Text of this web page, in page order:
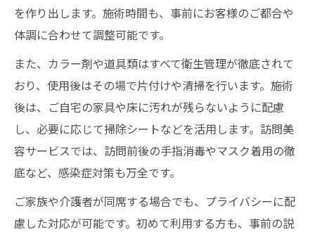
を作り出します。施術時間も、事前にお客様のご都合や
体調に合わせて調整可能です。
また、カラー剤や道具類はすべて衛生管理が徹底されて
おり、使用後はその場で片付けや清掃を行います。施術
後は、ご自宅の家具や床に汚れが残らないように配慮
し、必要に応じて掃除シートなどを活用します。訪問美
容サービスでは、訪問前後の手指消毒やマスク着用の徹
底など、感染症対策も万全です。
ご家族や介護者が同席する場合でも、プライバシーに配
慮した対応が可能です。初めて利用する方も、事前の説